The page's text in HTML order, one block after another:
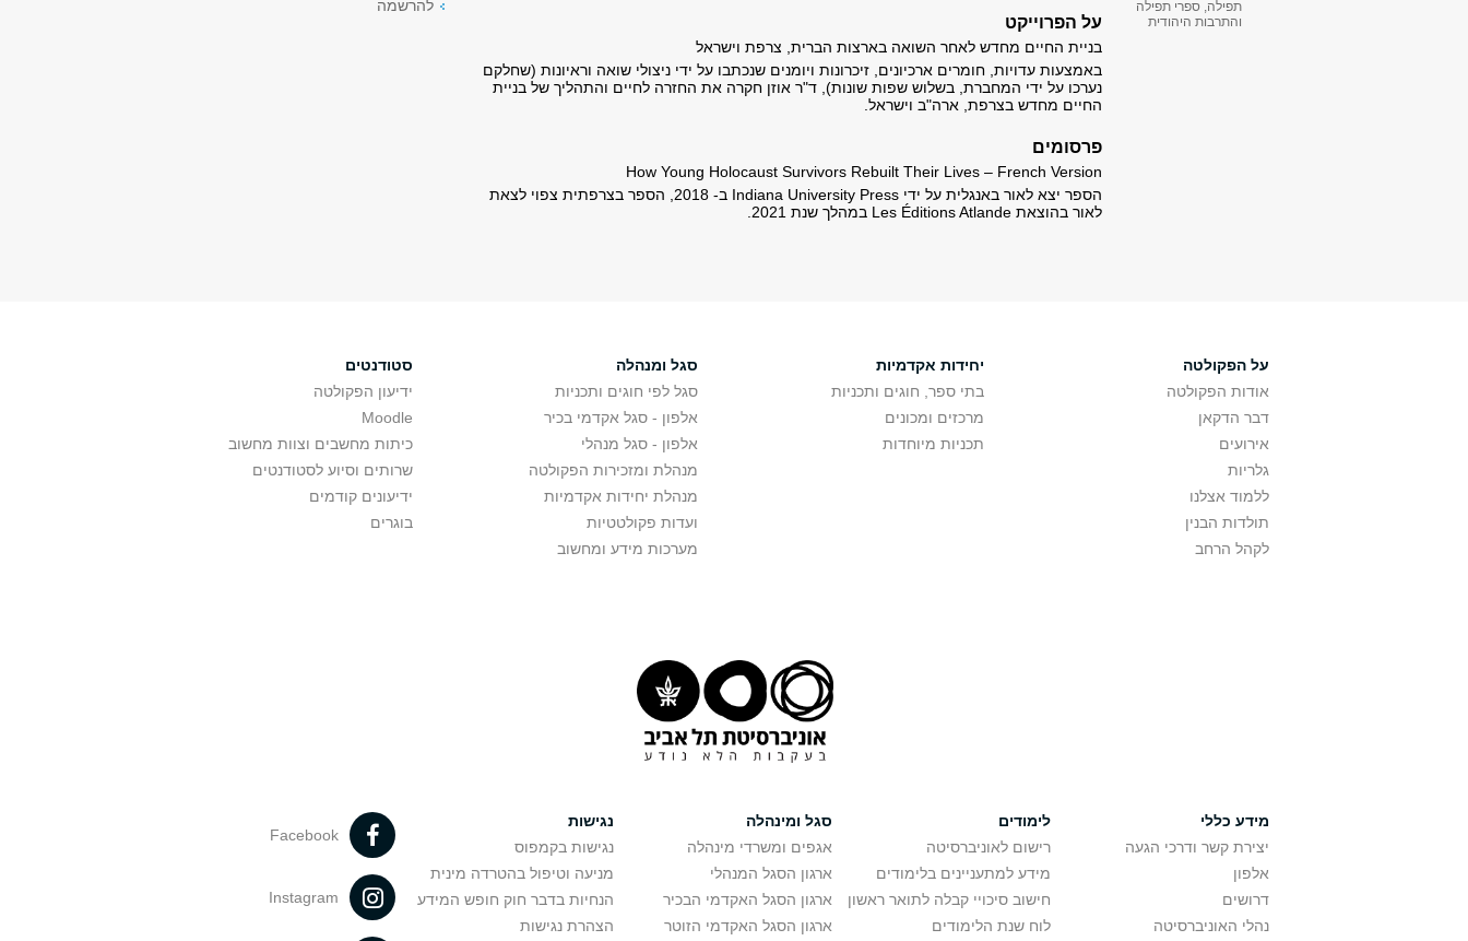
תפילה, ספרי תפילה
והתרבות היהודית
על הפרוייקט
בניית החיים מחדש לאחר השואה בארצות הברית, צרפת וישראל
באמצעות עדויות, חומרים ארכיונים, זיכרונות ויומנים שנכתבו על ידי ניצולי שואה וראיונות (שחלקם
נערכו על ידי המחברת, בשלוש שפות שונות), ד"ר אוזן חקרה את החזרה לחיים והתהליך של בניית
החיים מחדש בצרפת, ארה"ב וישראל.
פרסומים
How Young Holocaust Survivors Rebuilt Their Lives – French Version
הספר יצא לאור באנגלית על ידי Indiana University Press ב- 2018, הספר בצרפתית צפוי לצאת
לאור בהוצאת Les Éditions Atlande במהלך שנת 2021.
להרשמה
על הפקולטה
אודות הפקולטה
דבר הדקאן
אירועים
גלריות
ללמוד אצלנו
תולדות הבנין
לקהל הרחב
יחידות אקדמיות
בתי ספר, חוגים ותכניות
מרכזים ומכונים
תכניות מיוחדות
סגל ומנהלה
סגל לפי חוגים ותכניות
אלפון - סגל אקדמי בכיר
אלפון - סגל מנהלי
מנהלת ומזכירות הפקולטה
מנהלת יחידות אקדמיות
ועדות פקולטטיות
מערכות מידע ומחשוב
סטודנטים
ידיעון הפקולטה
Moodle
כיתות מחשבים וצוות מחשוב
שרותים וסיוע לסטודנטים
ידיעונים קודמים
בוגרים
מידע כללי
יצירת קשר ודרכי הגעה
אלפון
דרושים
נהלי האוניברסיטה
לימודים
רישום לאוניברסיטה
מידע למתעניינים בלימודים
חישוב סיכויי קבלה לתואר ראשון
לוח שנת הלימודים
סגל ומינהלה
אגפים ומשרדי מינהלה
ארגון הסגל המנהלי
ארגון הסגל האקדמי הבכיר
ארגון הסגל האקדמי הזוטר
נגישות
נגישות בקמפוס
מניעה וטיפול בהטרדה מינית
הנחיות בדבר חוק חופש המידע
הצהרת נגישות
Facebook
Instagram